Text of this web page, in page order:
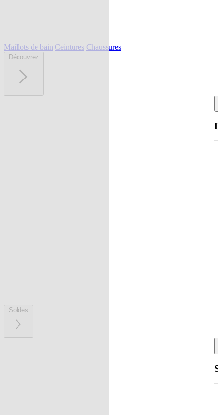
Maillots de bain Ceintures Chaussures
Découvrez
Soldes